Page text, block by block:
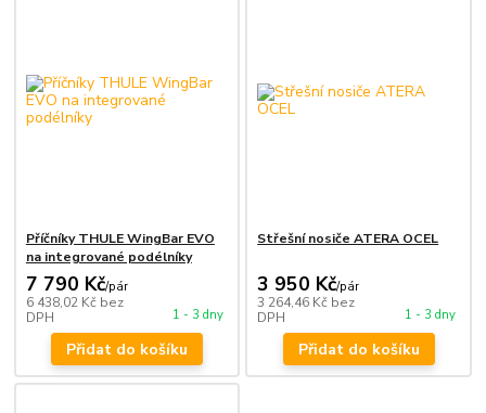
Příčníky THULE WingBar EVO
na integrované podélníky
7 790 Kč/pár
6 438,02 Kč bez
DPH
1 - 3 dny
Přidat do košíku
Střešní nosiče ATERA OCEL
3 950 Kč/pár
3 264,46 Kč bez
DPH
1 - 3 dny
Přidat do košíku